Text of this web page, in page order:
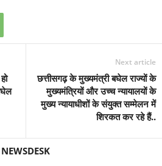
Next article
छत्तीसगढ़ के मुख्यमंत्री बघेल राज्यों के
मुख्यमंत्रियों और उच्च न्यायालयों के
मुख्य न्यायाधीशों के संयुक्त सम्मेलन में
शिरकत कर रहे हैं..
NEWSDESK